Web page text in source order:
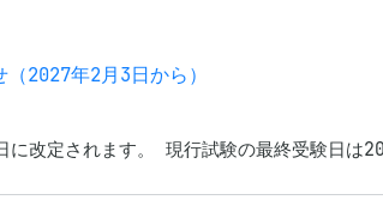
（2027年2月3日から）
日に改定されます。 現行試験の最終受験